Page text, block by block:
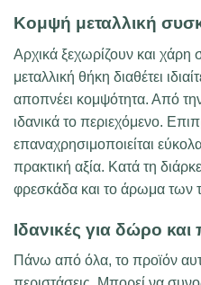
Κομψή μεταλλική
Αρχικά ξεχωρίζουν και χάρη
μεταλλική θήκη διαθέτει
αποπνέει κομψότητα. Από
ιδανικά το περιεχόμενο.
επαναχρησιμοποιείται
πρακτική αξία. Κατά τη
φρεσκάδα και το άρωμα των
Ιδανικές για δώρο
Πάνω από όλα, το προϊόν